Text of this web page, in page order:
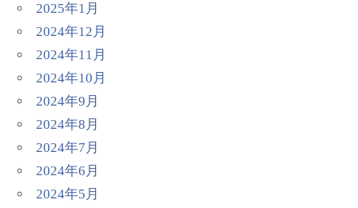
2025年1月
2024年12月
2024年11月
2024年10月
2024年9月
2024年8月
2024年7月
2024年6月
2024年5月